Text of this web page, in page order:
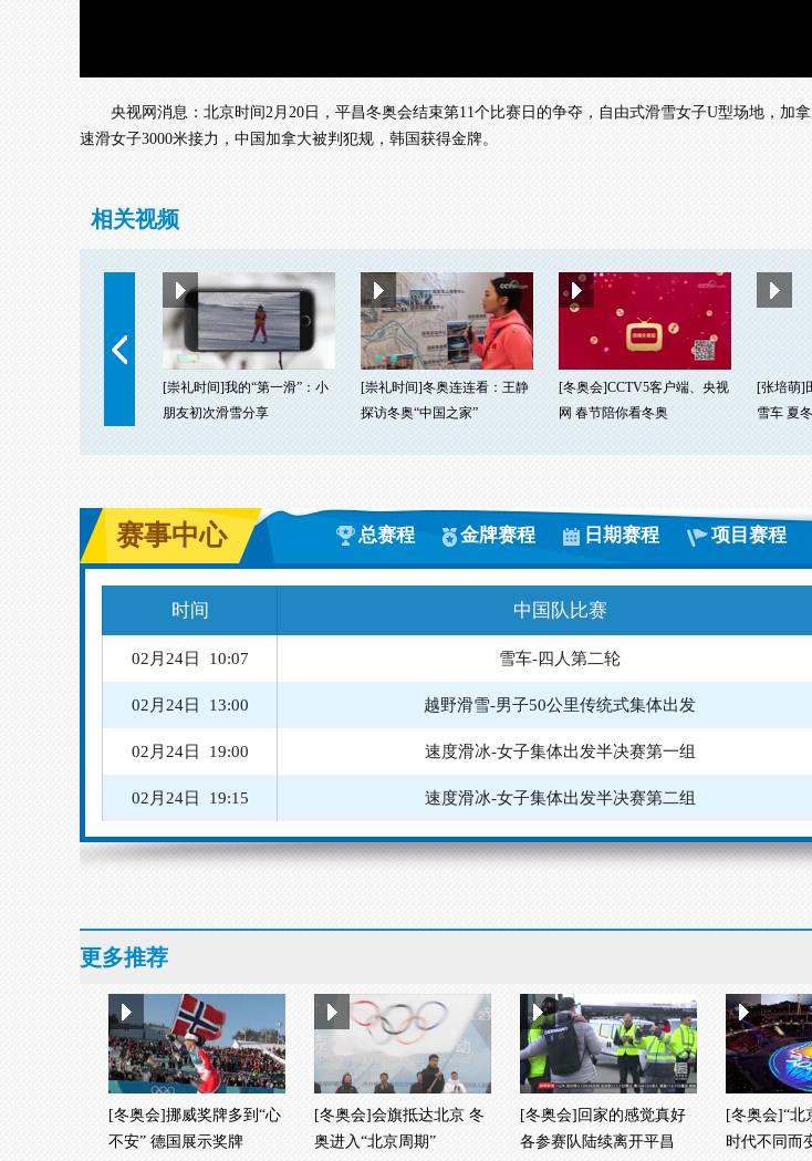
央视网消息：北京时间2月20日，平昌冬奥会结束第11个比赛日的争夺，自由式滑雪女子U型场地，
速滑女子3000米接力，中国加拿大被判犯规，韩国获得金牌。
相关视频
[崇礼时间]我的“第一滑”：小
朋友初次滑雪分享
[崇礼时间]冬奥连连看：王静
探访冬奥“中国之家”
[冬奥会]CCTV5客户端、央视
网 春节陪你看冬奥
[张培萌]
雪车 夏
赛事中心 总赛程 金牌赛程 日期赛程 项目赛程
时间 中国队比赛
02月24日 10:07 雪车-四人第二轮
02月24日 19:00 速度滑冰-女子集体出发半决赛第一组
02月24日 19:15 速度滑冰-女子集体出发半决赛第二组
02月24日 20:00 速度滑冰-男子集体出发半决赛第二组
02月24日 20:30 速度滑冰-女子集体出发决赛
02月25日 08:30 雪车-四人第三轮
02月25日 14:15 越野滑雪-女子30公里传统式集体出发
更多推荐
[冬奥会]挪威奖牌多到“心
不安” 德国展示奖牌
[冬奥会]会旗抵达北京 冬
奥进入“北京周期”
[冬奥会]回家的感觉真好
各参赛队陆续离开平昌
[冬奥会]“北
时代不同而